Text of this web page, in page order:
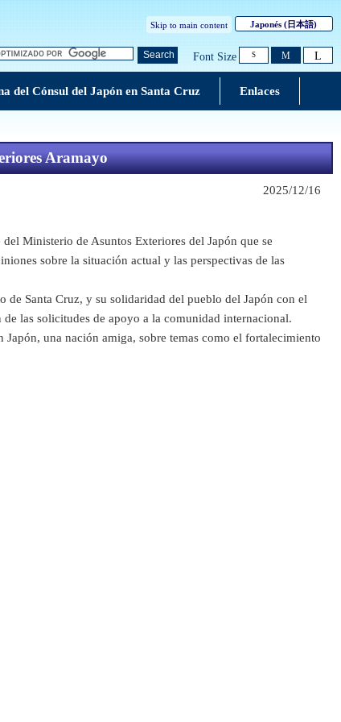
Skip to main content Japonés(日本語)
Search Font Size S M L
del Cónsul del Japón en Santa Cruz Enlaces
Aramayo
2025/12/16
Ministerio de Asuntos Exteriores del Japón que se
sobre la situación actual y las perspectivas de las
de Santa Cruz, y su solidaridad del pueblo del Japón con el
las solicitudes de apoyo a la comunidad internacional.
una nación amiga, sobre temas como el fortalecimiento